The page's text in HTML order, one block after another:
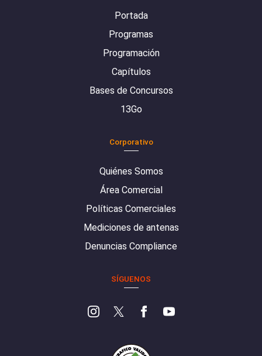
Portada
Programas
Programación
Capítulos
Bases de Concursos
13Go
Corporativo
Quiénes Somos
Área Comercial
Políticas Comerciales
Mediciones de antenas
Denuncias Compliance
SÍGUENOS